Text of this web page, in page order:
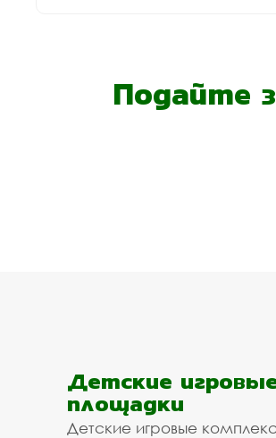
Подайте
Детские
площадки
Детские игровые